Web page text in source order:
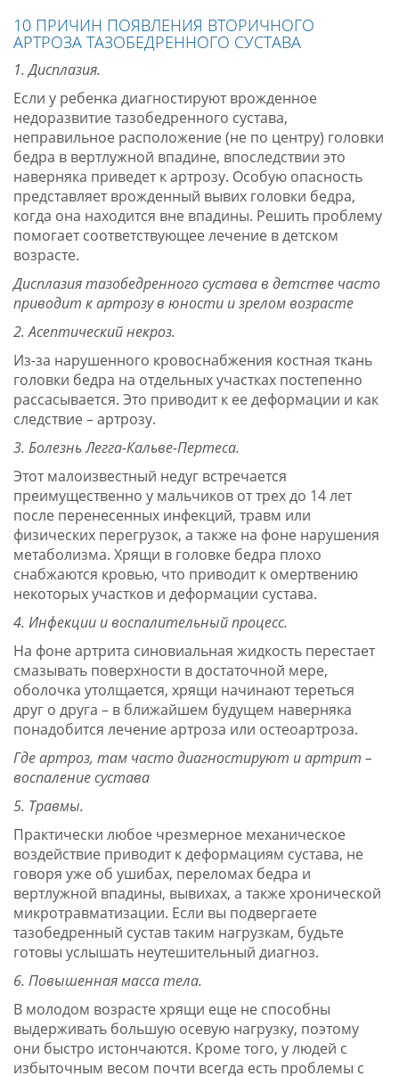
10 ПРИЧИН ПОЯВЛЕНИЯ ВТОРИЧНОГО
АРТРОЗА ТАЗОБЕДРЕННОГО СУСТАВА
1. Дисплазия.
Если у ребенка диагностируют врожденное
недоразвитие тазобедренного сустава,
неправильное расположение (не по центру) головки
бедра в вертлужной впадине, впоследствии это
наверняка приведет к артрозу. Особую опасность
представляет врожденный вывих головки бедра,
когда она находится вне впадины. Решить проблему
помогает соответствующее лечение в детском
возрасте.
Дисплазия тазобедренного сустава в детстве часто
приводит к артрозу в юности и зрелом возрасте
2. Асептический некроз.
Из-за нарушенного кровоснабжения костная ткань
головки бедра на отдельных участках постепенно
рассасывается. Это приводит к ее деформации и как
следствие – артрозу.
3. Болезнь Легга-Кальве-Пертеса.
Этот малоизвестный недуг встречается
преимущественно у мальчиков от трех до 14 лет
после перенесенных инфекций, травм или
физических перегрузок, а также на фоне нарушения
метаболизма. Хрящи в головке бедра плохо
снабжаются кровью, что приводит к омертвению
некоторых участков и деформации сустава.
4. Инфекции и воспалительный процесс.
На фоне артрита синовиальная жидкость перестает
смазывать поверхности в достаточной мере,
оболочка утолщается, хрящи начинают тереться
друг о друга – в ближайшем будущем наверняка
понадобится лечение артроза или остеоартроза.
Где артроз, там часто диагностируют и артрит –
воспаление сустава
5. Травмы.
Практически любое чрезмерное механическое
воздействие приводит к деформациям сустава, не
говоря уже об ушибах, переломах бедра и
вертлужной впадины, вывихах, а также хронической
микротравматизации. Если вы подвергаете
тазобедренный сустав таким нагрузкам, будьте
готовы услышать неутешительный диагноз.
6. Повышенная масса тела.
В молодом возрасте хрящи еще не способны
выдерживать большую осевую нагрузку, поэтому
они быстро истончаются. Кроме того, у людей с
избыточным весом почти всегда есть проблемы с